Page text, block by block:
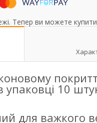
Тепер ви можете
10
для важкого